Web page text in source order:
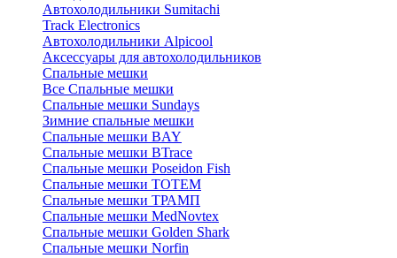
Автохолодильники Sumitachi
Track Electronics
Автохолодильники Alpicool
Аксессуары для автохолодильников
Спальные мешки
Все Спальные мешки
Спальные мешки Sundays
Зимние спальные мешки
Спальные мешки BAY
Спальные мешки BTrace
Спальные мешки Poseidon Fish
Спальные мешки ТОТЕМ
Спальные мешки ТРАМП
Cпальные мешки MedNovtex
Спальные мешки Golden Shark
Спальные мешки Norfin